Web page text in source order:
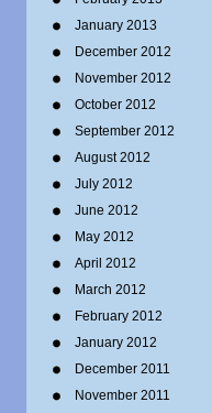
January 2013
December 2012
November 2012
October 2012
September 2012
August 2012
July 2012
June 2012
May 2012
April 2012
March 2012
February 2012
January 2012
December 2011
November 2011